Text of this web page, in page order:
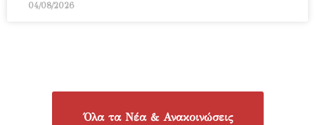
04/08/2026
Όλα τα Νέα & Ανακοινώσεις